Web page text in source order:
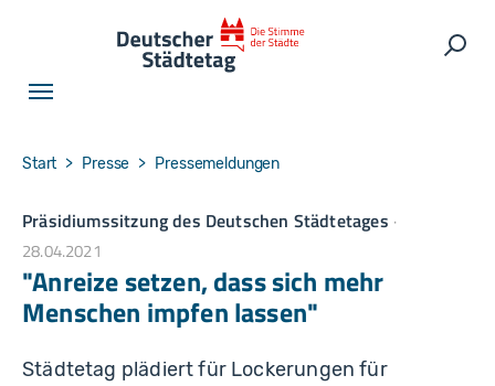
You are here:
Start Presse Pressemeldungen
Präsidiumssitzung des Deutschen Städtetages
28.04.2021
"Anreize setzen, dass sich mehr
Menschen impfen lassen"
Städtetag plädiert für Lockerungen für